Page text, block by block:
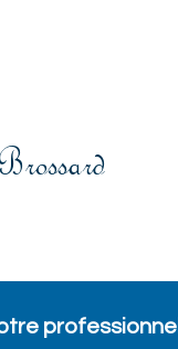
professionnel